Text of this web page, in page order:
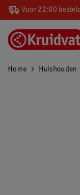
Voor 22:00
Home Huishouden